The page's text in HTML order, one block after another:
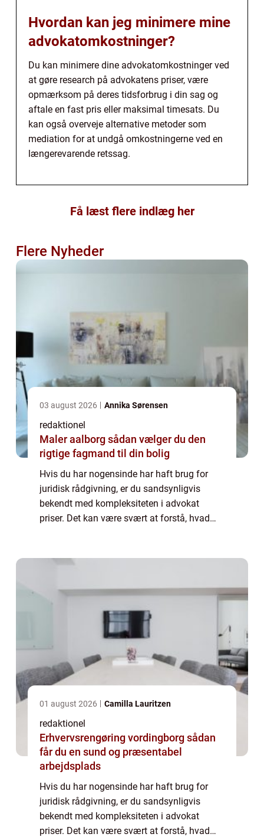
Hvordan kan jeg minimere mine
advokatomkostninger?
Du kan minimere dine advokatomkostninger ved
at gøre research på advokatens priser, være
opmærksom på deres tidsforbrug i din sag og
aftale en fast pris eller maksimal timesats. Du
kan også overveje alternative metoder som
mediation for at undgå omkostningerne ved en
længerevarende retssag.
Få læst flere indlæg her
Flere Nyheder
03 august 2026 Annika Sørensen
redaktionel
Maler aalborg sådan vælger du den
rigtige fagmand til din bolig
Hvis du har nogensinde har haft brug for
juridisk rådgivning, er du sandsynligvis
bekendt med kompleksiteten i advokat
priser. Det kan være svært at forstå, hvad
01 august 2026 Camilla Lauritzen
redaktionel
Erhvervsrengøring vordingborg sådan
får du en sund og præsentabel
arbejdsplads
Hvis du har nogensinde har haft brug for
juridisk rådgivning, er du sandsynligvis
bekendt med kompleksiteten i advokat
priser. Det kan være svært at forstå, hvad